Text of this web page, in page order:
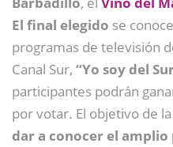
El final elegido se
programas de televisión
Canal Sur, “Yo soy del
participantes podrán
por votar. El objetivo de
dar a conocer el